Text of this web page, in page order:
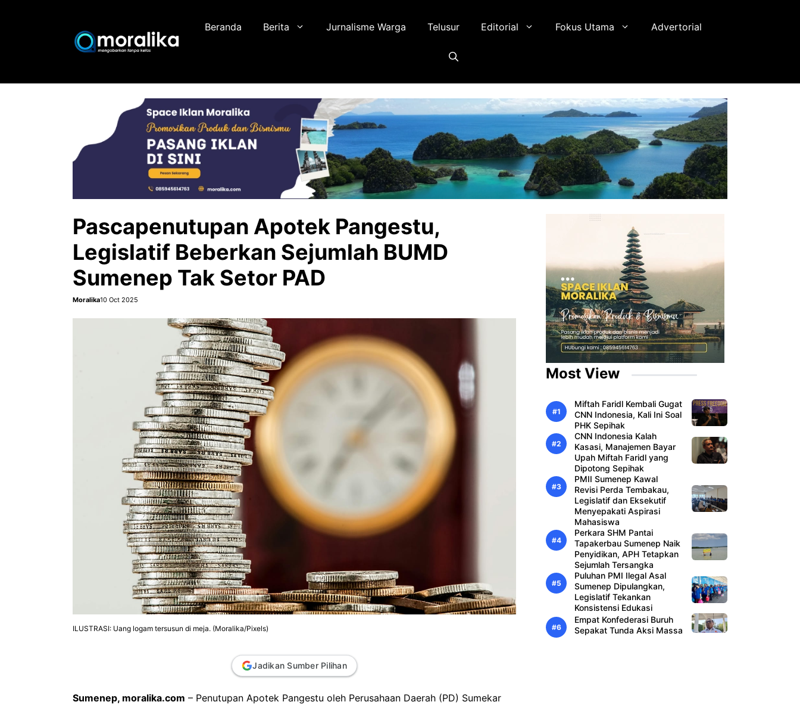
Beranda Berita Jurnalisme Warga Telusur Editorial Fokus Utama Advertorial
Pascapenutupan Apotek Pangestu,
Legislatif Beberkan Sejumlah BUMD
Sumenep Tak Setor PAD
Moralika10 Oct 2025
ILUSTRASI: Uang logam tersusun di meja. (Moralika/Pixels)
Jadikan Sumber Pilihan
Sumenep, moralika.com – Penutupan Apotek Pangestu oleh Perusahaan Daerah (PD) Sumekar
Most View
Miftah Faridl Kembali Gugat
CNN Indonesia, Kali Ini Soal
PHK Sepihak
CNN Indonesia Kalah
Kasasi, Manajemen Bayar
Upah Miftah Faridl yang
Dipotong Sepihak
PMII Sumenep Kawal
Revisi Perda Tembakau,
Legislatif dan Eksekutif
Menyepakati Aspirasi
Mahasiswa
Perkara SHM Pantai
Tapakerbau Sumenep Naik
Penyidikan, APH Tetapkan
Sejumlah Tersangka
Puluhan PMI Ilegal Asal
Sumenep Dipulangkan,
Legislatif Tekankan
Konsistensi Edukasi
Empat Konfederasi Buruh
Sepakat Tunda Aksi Massa